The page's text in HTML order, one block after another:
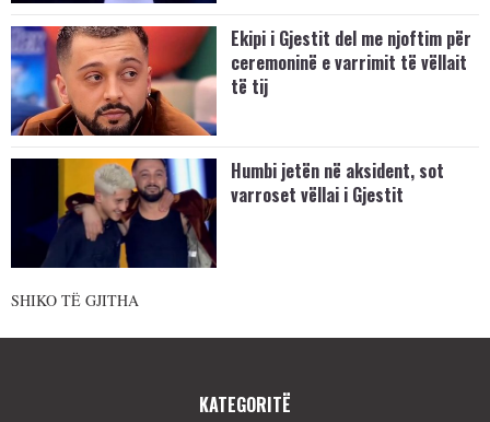
Ekipi i Gjestit del me njoftim për
ceremoninë e varrimit të vëllait
të tij
Humbi jetën në aksident, sot
varroset vëllai i Gjestit
SHIKO TË GJITHA
KATEGORITË